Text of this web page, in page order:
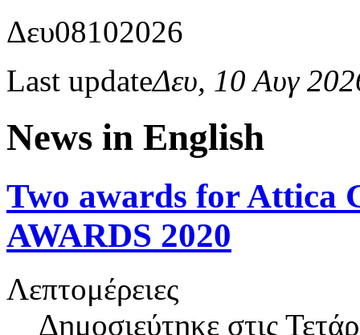
Δευ08102026
Last updateΔευ, 10 Αυγ
News in English
Two awards for Attica
AWARDS 2020
Λεπτομέρειες
Δημοσιεύτηκε στις